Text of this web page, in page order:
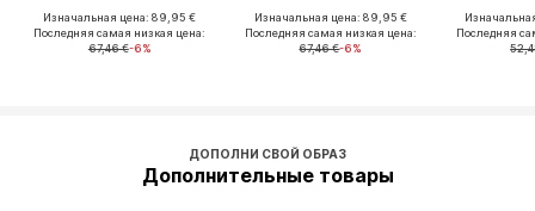
Изначальная цена: 89,95 €
Последняя самая низкая цена:
67,46 €-6%
Изначальная цена: 89,95 €
Последняя самая низкая цена:
67,46 €-6%
Последняя
ДОПОЛНИ СВОЙ ОБРАЗ
Дополнительные товары